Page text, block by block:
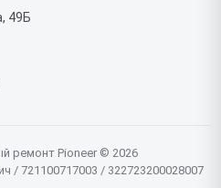
49Б
ремонт Pioneer © 2026
/ 721100717003 / 322723200028007